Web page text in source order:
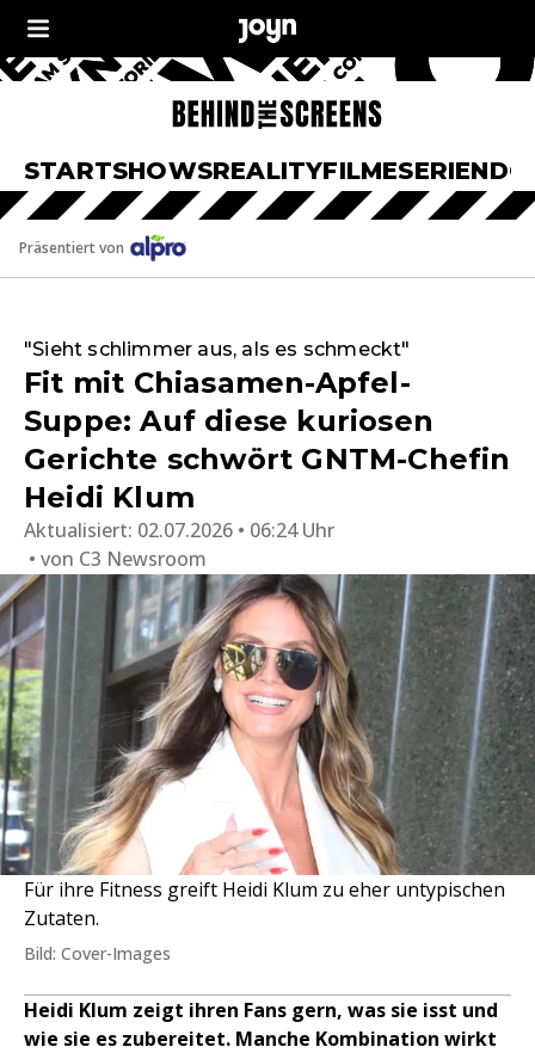
STARTSHOWSREALITYFILMESERIEN
Präsentiert von
"Sieht schlimmer aus, als es schmeckt"
Fit mit Chiasamen-Apfel-
Suppe: Auf diese kuriosen
Gerichte schwört GNTM-Chefin
Heidi Klum
Aktualisiert: 02.07.2026 • 06:24 Uhr
von C3 Newsroom
Für ihre Fitness greift Heidi Klum zu eher untypischen
Zutaten.
Bild: Cover-Images
Heidi Klum zeigt ihren Fans gern, was sie isst und
wie sie es zubereitet. Manche Kombination wirkt